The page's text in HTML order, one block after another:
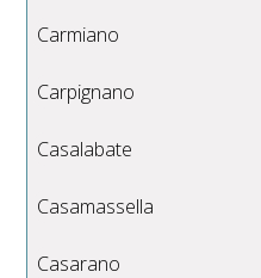
Carmiano
Carpignano
Casalabate
Casamassella
Casarano